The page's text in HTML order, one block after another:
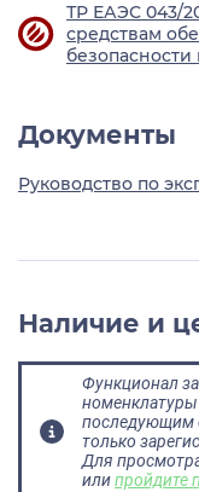
ТР ЕАЭС 043/
средствам
Документы
Руководство по
Наличие и
Функционал
последующим
только
Для
илипройдите